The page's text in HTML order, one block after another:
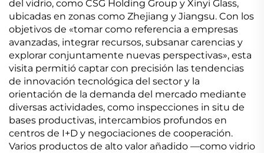
del vidrio, como CSG Holding Group y Xinyi Glass,
ubicadas en zonas como Zhejiang y Jiangsu. Con los
objetivos de «tomar como referencia a empresas
avanzadas, integrar recursos, subsanar carencias y
explorar conjuntamente nuevas perspectivas», esta
visita permitió captar con precisión las tendencias
de innovación tecnológica del sector y la
orientación de la demanda del mercado mediante
diversas actividades, como inspecciones in situ de
bases productivas, intercambios profundos en
centros de I+D y negociaciones de cooperación.
Varios productos de alto valor añadido —como vidrio